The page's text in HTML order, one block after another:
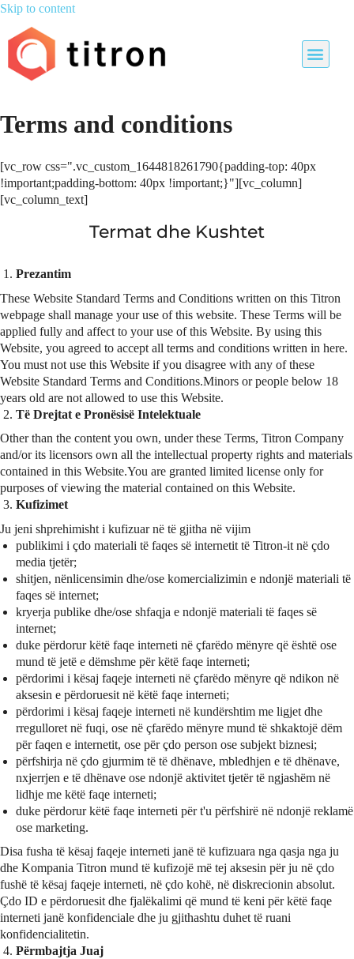
Skip to content
Terms and conditions
[vc_row css=".vc_custom_1644818261790{padding-top: 40px
!important;padding-bottom: 40px !important;}"][vc_column]
[vc_column_text]
Termat dhe Kushtet
Prezantim
These Website Standard Terms and Conditions written on this Titron
webpage shall manage your use of this website. These Terms will be
applied fully and affect to your use of this Website. By using this
Website, you agreed to accept all terms and conditions written in here.
You must not use this Website if you disagree with any of these
Website Standard Terms and Conditions.Minors or people below 18
years old are not allowed to use this Website.
Të Drejtat e Pronësisë Intelektuale
Other than the content you own, under these Terms, Titron Company
and/or its licensors own all the intellectual property rights and materials
contained in this Website.You are granted limited license only for
purposes of viewing the material contained on this Website.
Kufizimet
Ju jeni shprehimisht i kufizuar në të gjitha në vijim
publikimi i çdo materiali të faqes së internetit të Titron-it në çdo
media tjetër;
shitjen, nënlicensimin dhe/ose komercializimin e ndonjë materiali të
faqes së internet;
kryerja publike dhe/ose shfaqja e ndonjë materiali të faqes së
internet;
duke përdorur këtë faqe interneti në çfarëdo mënyre që është ose
mund të jetë e dëmshme për këtë faqe interneti;
përdorimi i kësaj faqeje interneti në çfarëdo mënyre që ndikon në
aksesin e përdoruesit në këtë faqe interneti;
përdorimi i kësaj faqeje interneti në kundërshtim me ligjet dhe
rregulloret në fuqi, ose në çfarëdo mënyre mund të shkaktojë dëm
për faqen e internetit, ose për çdo person ose subjekt biznesi;
përfshirja në çdo gjurmim të të dhënave, mbledhjen e të dhënave,
nxjerrjen e të dhënave ose ndonjë aktivitet tjetër të ngjashëm në
lidhje me këtë faqe interneti;
duke përdorur këtë faqe interneti për t'u përfshirë në ndonjë reklamë
ose marketing.
Disa fusha të kësaj faqeje interneti janë të kufizuara nga qasja nga ju
dhe Kompania Titron mund të kufizojë më tej aksesin për ju në çdo
fushë të kësaj faqeje interneti, në çdo kohë, në diskrecionin absolut.
Çdo ID e përdoruesit dhe fjalëkalimi që mund të keni për këtë faqe
interneti janë konfidenciale dhe ju gjithashtu duhet të ruani
konfidencialitetin.
Përmbajtja Juaj